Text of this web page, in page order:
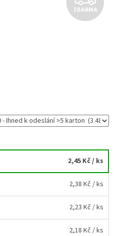
D
ZDARMA
2,45 Kč/ ks
2,38 Kč / ks
2,23 Kč / ks
2,18 Kč / ks